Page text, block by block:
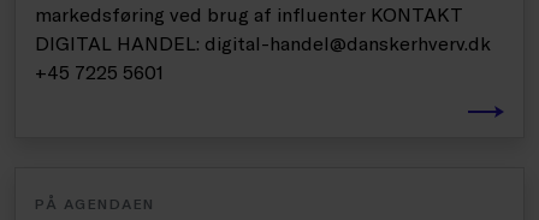
markedsføring ved brug af influenter KONTAKT
DIGITAL HANDEL: digital-handel@danskerhverv.dk
+45 7225 5601
PÅ AGENDAEN